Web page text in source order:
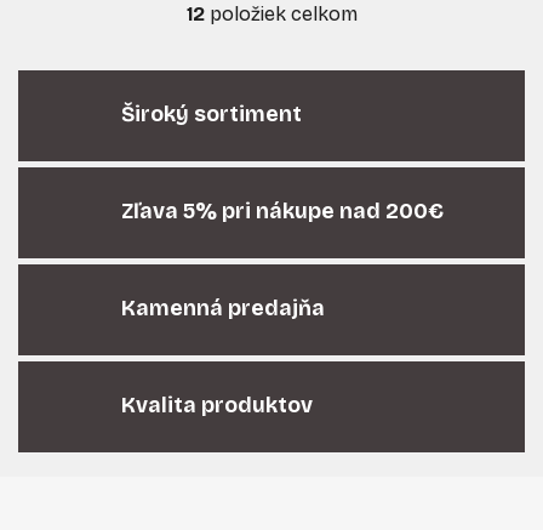
O
l
á
a
i
p
v
v
p
12položiek celkom
Široký sortiment
Zľava 5% pri nákupe nad 200€
Kamenná predajňa
Kvalita produktov